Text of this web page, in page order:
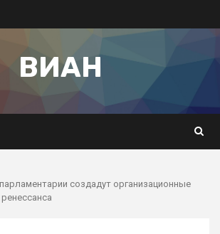
ВИАН
создадут организационные